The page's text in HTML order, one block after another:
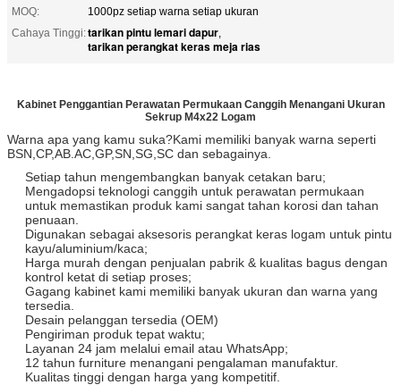
MOQ:
1000pz setiap warna setiap ukuran
Cahaya Tinggi:tarikan pintu lemari dapur,
tarikan perangkat keras meja rias
Kabinet Penggantian Perawatan Permukaan Canggih Menangani Ukuran
Sekrup M4x22 Logam
Warna apa yang kamu suka?Kami memiliki banyak warna seperti
BSN,CP,AB.AC,GP,SN,SG,SC dan sebagainya.
Setiap tahun mengembangkan banyak cetakan baru;
Mengadopsi teknologi canggih untuk perawatan permukaan
untuk memastikan produk kami sangat tahan korosi dan tahan
penuaan.
Digunakan sebagai aksesoris perangkat keras logam untuk pintu
kayu/aluminium/kaca;
Harga murah dengan penjualan pabrik & kualitas bagus dengan
kontrol ketat di setiap proses;
Gagang kabinet kami memiliki banyak ukuran dan warna yang
tersedia.
Desain pelanggan tersedia (OEM)
Pengiriman produk tepat waktu;
Layanan 24 jam melalui email atau WhatsApp;
1 2 tahun furniture menangani pengalaman manufaktur.
Kualitas tinggi dengan harga yang kompetitif.